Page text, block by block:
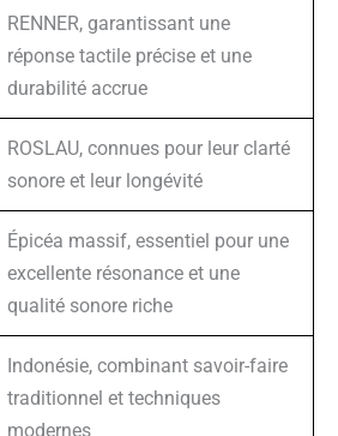
RENNER, garantissant une
réponse tactile précise et une
durabilité accrue
ROSLAU, connues pour leur clarté
sonore et leur longévité
Épicéa massif, essentiel pour une
excellente résonance et une
qualité sonore riche
Indonésie, combinant savoir-faire
traditionnel et techniques
modernes